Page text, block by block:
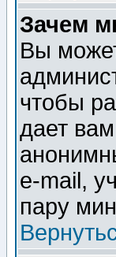
Зачем
Вы
чтобы
дает
e-mail,
пару